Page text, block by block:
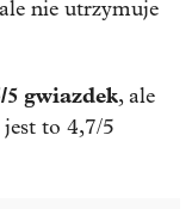
nie utrzymuje
5 gwiazdek, ale
to 4,7/5